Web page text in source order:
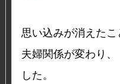
思い込みが消えたこ
夫婦関係が変わり
した。